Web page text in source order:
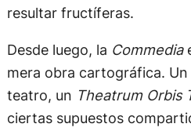
resultar fructíferas.
Desde luego, la Commedia
mera obra cartográfica.
teatro, un Theatrum Orbis
ciertas supuestos